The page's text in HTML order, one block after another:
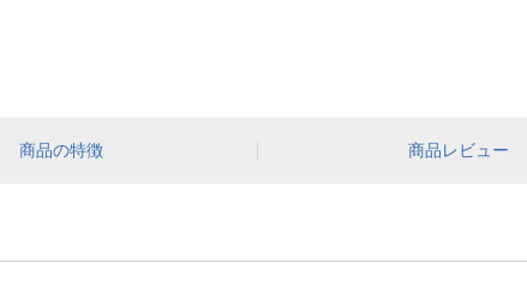
商品の特徴 商品レビュー